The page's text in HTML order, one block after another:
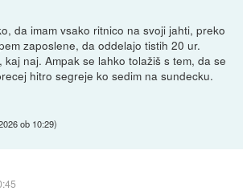
da imam vsako ritnico na svoji jahti, preko
zaposlene, da oddelajo tistih 20 ur.
kaj naj. Ampak se lahko tolažiš s tem, da se
hitro segreje ko sedim na sundecku.
ob 10:29)